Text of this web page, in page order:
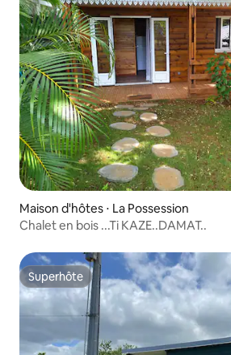
Maison d'hôtes ⋅ La Possession
Chalet en bois ...Ti KAZE..DAMAT..
Superhôte
Superhôte